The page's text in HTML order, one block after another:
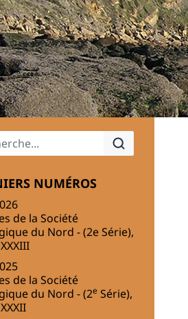
principal
NUMÉROS
de la Société
du Nord - (2e Série),
de la Société
du Nord - (2e Série),